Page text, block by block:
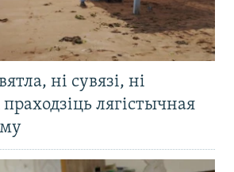
ні сувязі, ні
лягістычная